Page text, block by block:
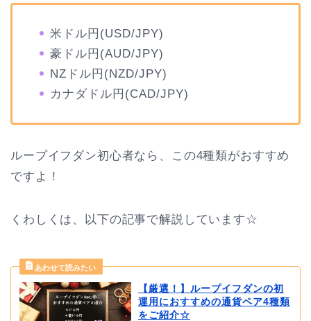
米ドル円(USD/JPY)
豪ドル円(AUD/JPY)
NZドル円(NZD/JPY)
カナダドル円(CAD/JPY)
ループイフダン初心者なら、この4種類がおすすめ
ですよ！
くわしくは、以下の記事で解説しています☆
【厳選！】ループイフダンの初
運用におすすめの通貨ペア4種類
をご紹介☆